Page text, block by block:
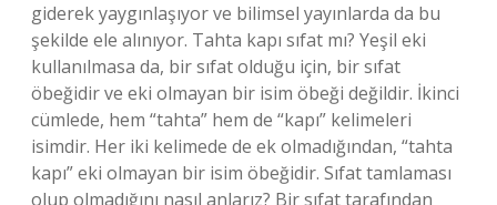
giderek yaygınlaşıyor ve bilimsel yayınlarda da bu
şekilde ele alınıyor. Tahta kapı sıfat mı? Yeşil eki
kullanılmasa da, bir sıfat olduğu için, bir sıfat
öbeğidir ve eki olmayan bir isim öbeği değildir. İkinci
cümlede, hem “tahta” hem de “kapı” kelimeleri
isimdir. Her iki kelimede de ek olmadığından, “tahta
kapı” eki olmayan bir isim öbeğidir. Sıfat tamlaması
olup olmadığını nasıl anlarız? Bir sıfat tarafından